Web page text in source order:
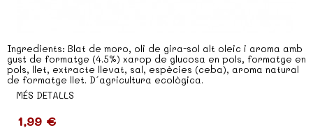
Ingredients: Blat de moro, oli de gira-sol alt oleic i aroma amb
gust de formatge (4.5%) xarop de glucosa en pols, formatge en
pols, llet, extracte llevat, sal, espècies (ceba), aroma natural
de formatge llet. D´agricultura ecològica.
MÉS DETALLS
1,99 €